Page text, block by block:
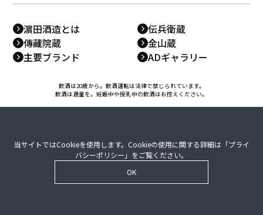
濵田酒造とは
伝兵衛蔵
傳藏院蔵
金山蔵
主要ブランド
ADギャラリー
飲酒は20歳から。飲酒運転は法律で禁じられています。
飲酒は適量を。妊娠中や授乳中の飲酒はお控えください。
当サイトではCookieを使用します。Cookieの使用に関する詳細は「プライ
バシーポリシー 」をご覧ください。
OK